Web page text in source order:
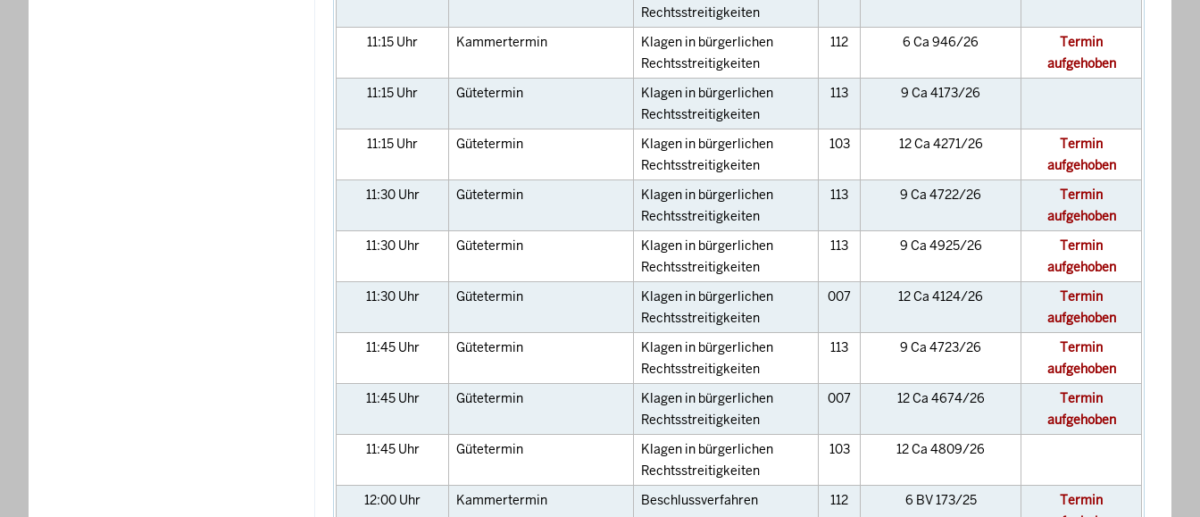
Rechtsstreitigkeiten
11:15 Uhr Kammertermin
Klagen in bürgerlichen
Rechtsstreitigkeiten
112 6 Ca 946/26
Termin
aufgehoben
11:15 Uhr Gütetermin
Klagen in bürgerlichen
Rechtsstreitigkeiten
113 9 Ca 4173/26
11:15 Uhr Gütetermin
Klagen in bürgerlichen
Rechtsstreitigkeiten
103 12 Ca 4271/26
Termin
aufgehoben
11:30 Uhr Gütetermin
Klagen in bürgerlichen
Rechtsstreitigkeiten
113 9 Ca 4722/26
Termin
aufgehoben
11:30 Uhr Gütetermin
Klagen in bürgerlichen
Rechtsstreitigkeiten
113 9 Ca 4925/26
Termin
aufgehoben
11:30 Uhr Gütetermin
Klagen in bürgerlichen
Rechtsstreitigkeiten
007 12 Ca 4124/26
Termin
aufgehoben
11:45 Uhr Gütetermin
Klagen in bürgerlichen
Rechtsstreitigkeiten
113 9 Ca 4723/26
Termin
aufgehoben
11:45 Uhr Gütetermin
Klagen in bürgerlichen
Rechtsstreitigkeiten
007 12 Ca 4674/26
Termin
aufgehoben
11:45 Uhr Gütetermin
Klagen in bürgerlichen
Rechtsstreitigkeiten
103 12 Ca 4809/26
12:00 Uhr Kammertermin Beschlussverfahren 112 6 BV 173/25
Termin